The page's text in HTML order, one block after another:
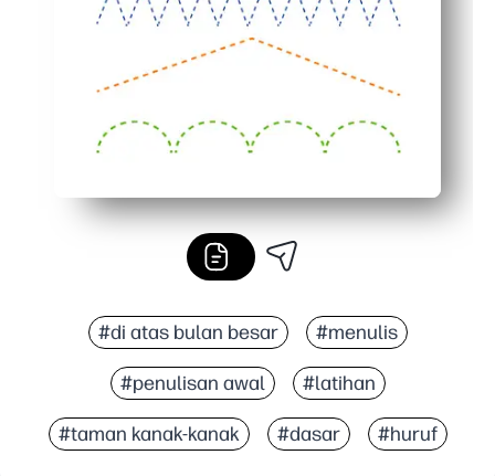
#di atas bulan besar #menulis
#penulisan awal #latihan
#taman kanak-kanak #dasar #huruf